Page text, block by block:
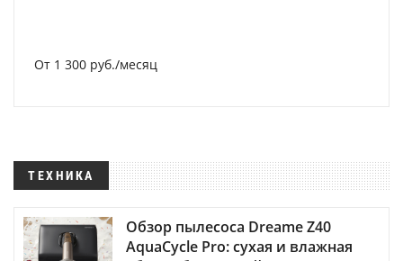
От 1 300 руб./месяц
ТЕХНИКА
Обзор пылесоса Dreame Z40
AquaCycle Pro: сухая и влажная